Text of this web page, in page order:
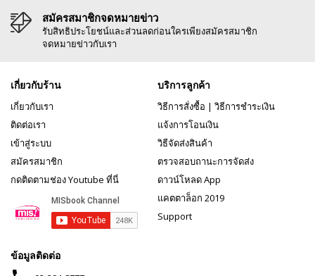
สมัครสมาชิกจดหมายข่าว
รับสิทธิประโยชน์และส่วนลดก่อนใครเพียงสมัครสมาชิก
จดหมายข่าวกับเรา
เกี่ยวกับร้าน
เกี่ยวกับเรา
ติดต่อเรา
เข้าสู่ระบบ
สมัครสมาชิก
กดติดตามช่อง Youtube ที่นี่
บริการลูกค้า
วิธีการสั่งซื้อ | วิธีการชำระเงิน
แจ้งการโอนเงิน
วิธีจัดส่งสินค้า
ตรวจสอบถานะการจัดส่ง
ดาวน์โหลด App
แคตตาล็อก 2019
Support
ข้อมูลติดต่อ